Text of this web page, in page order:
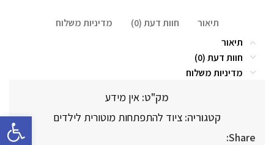
תיאור חוות דעת (0)
מדיניות משלוח
תיאור
חוות דעת (0)
מדיניות משלוח
מק"ט: אין מידע
קטגוריה: ציוד להתפתחות מוטורית לילדים
Share:
פתח